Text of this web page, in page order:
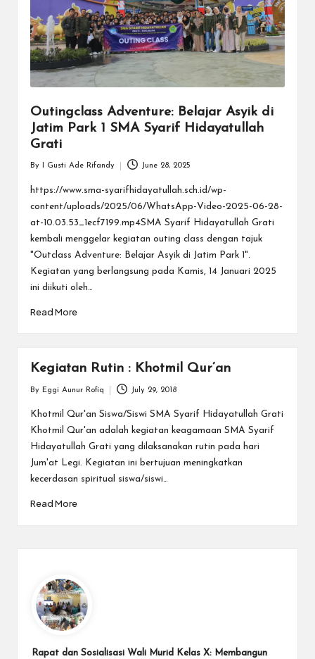
tu
G
Outingclass Adventure: Belajar Asyik di
Jatim Park 1 SMA Syarif Hidayatullah
Grati
by
By I Gusti Ade Rifandy June 28, 2025
https://www.sma-syarifhidayatullah.sch.id/wp-
content/uploads/2025/06/WhatsApp-Video-2025-06-28-
at-10.03.53_1ecf7199.mp4SMA Syarif Hidayatullah Grati
kembali menggelar kegiatan outing class dengan tajuk
"Outclass Adventure: Belajar Asyik di Jatim Park 1".
Kegiatan yang berlangsung pada Kamis, 14 Januari 2025
ini diikuti oleh…
Read More
Kegiatan Rutin : Khotmil Qur’an
by
By Eggi Aunur Rofiq July 29, 2018
Khotmil Qur'an Siswa/Siswi SMA Syarif Hidayatullah Grati
Khotmil Qur'an adalah kegiatan keagamaan SMA Syarif
Hidayatullah Grati yang dilaksanakan rutin pada hari
Jum'at Legi. Kegiatan ini bertujuan meningkatkan
kecerdasan spiritual siswa/siswi…
Read More
Rapat dan Sosialisasi Wali Murid Kelas X: Membangun